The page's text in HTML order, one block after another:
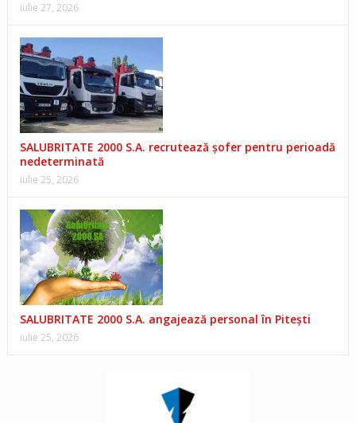
iulie 27, 2026
SALUBRITATE 2000 S.A. recrutează șofer pentru perioadă
nedeterminată
iulie 25, 2026
SALUBRITATE 2000 S.A. angajează personal în Pitești
iulie 25, 2026